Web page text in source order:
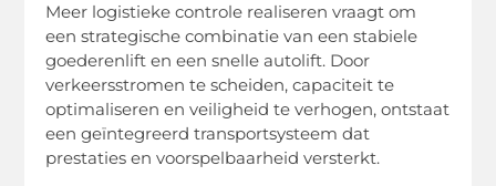
Meer logistieke controle realiseren vraagt om
een strategische combinatie van een stabiele
goederenlift en een snelle autolift. Door
verkeersstromen te scheiden, capaciteit te
optimaliseren en veiligheid te verhogen, ontstaat
een geïntegreerd transportsysteem dat
prestaties en voorspelbaarheid versterkt.